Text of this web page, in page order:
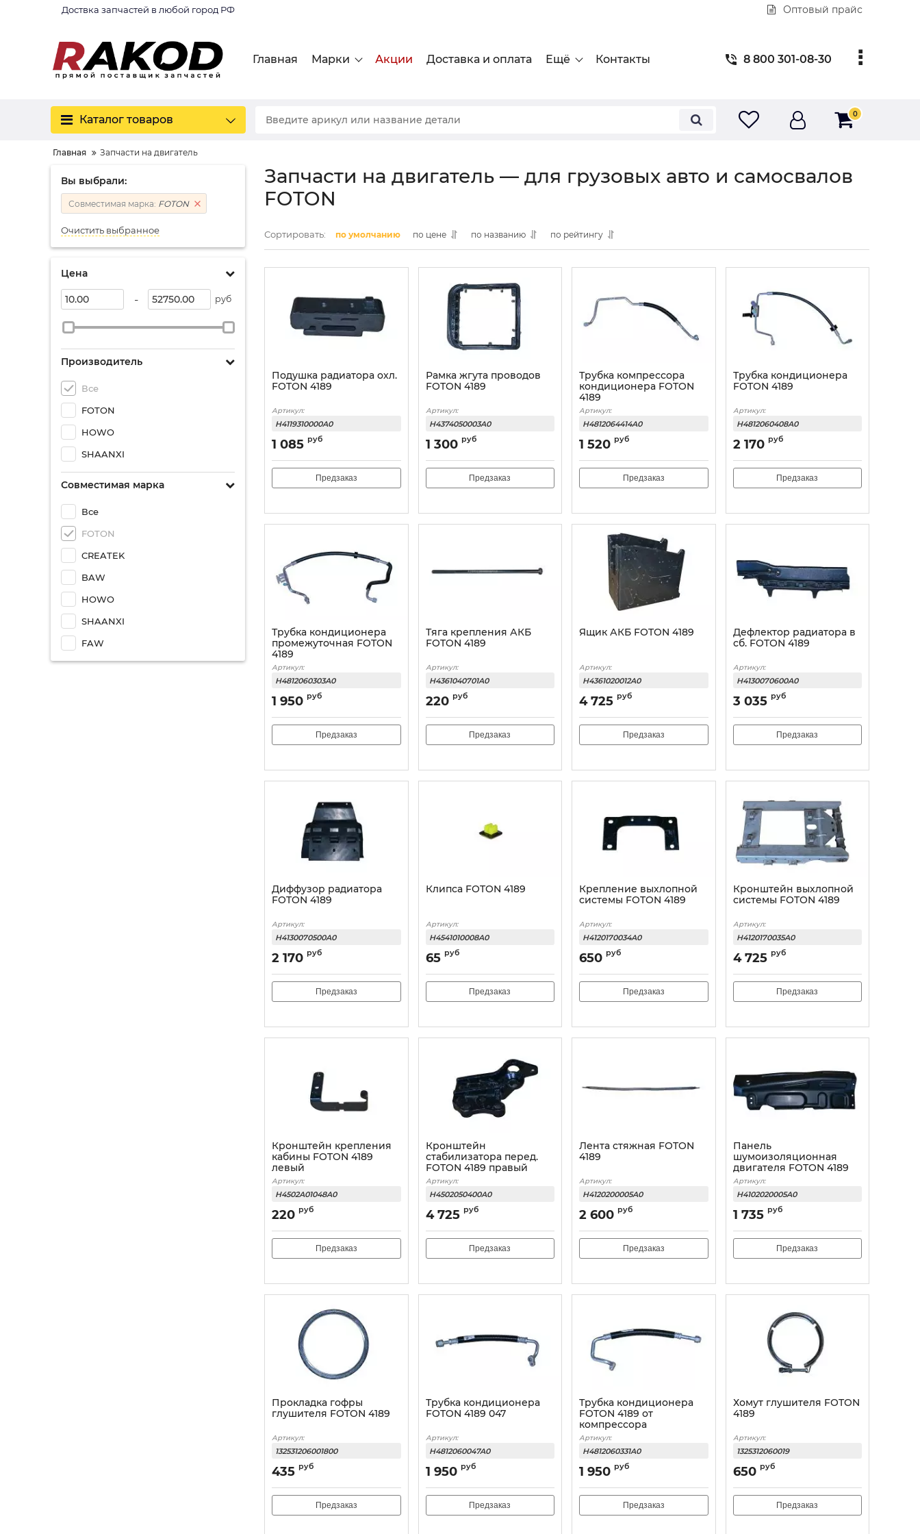
Доствка запчастей в любой город РФ Оптовый прайс
Главная Марки Акции Доставка и оплата Ещё Контакты 8 800 301-08-30
Каталог товаров 0
Главная Запчасти на двигатель
Вы выбрали:
Совместимая марка: FOTON
Очистить выбранное
Цена
- руб
Производитель
Все
FOTON
HOWO
SHAANXI
Совместимая марка
Все
FOTON
CREATEK
BAW
HOWO
SHAANXI
FAW
Запчасти на двигатель — для грузовых авто и самосвалов
FOTON
Сортировать: по умолчанию по цене по названию по рейтингу
Подушка радиатора охл.
FOTON 4189
Артикул:
H4119310000A0
1 085 руб
Предзаказ
Рамка жгута проводов
FOTON 4189
Артикул:
H4374050003A0
1 300 руб
Предзаказ
Трубка компрессора
кондиционера FOTON
4189
Артикул:
H4812064414A0
1 520 руб
Предзаказ
Трубка кондиционера
FOTON 4189
Артикул:
H4812060408A0
2 170 руб
Предзаказ
Трубка кондиционера
промежуточная FOTON
4189
Артикул:
H4812060303A0
1 950 руб
Предзаказ
Тяга крепления АКБ
FOTON 4189
Артикул:
H4361040701A0
220 руб
Предзаказ
Ящик АКБ FOTON 4189
Артикул:
H4361020012A0
4 725 руб
Предзаказ
Дефлектор радиатора в
сб. FOTON 4189
Артикул:
H4130070600A0
3 035 руб
Предзаказ
Диффузор радиатора
FOTON 4189
Артикул:
H4130070500A0
2 170 руб
Предзаказ
Клипса FOTON 4189
Артикул:
H4541010008A0
65 руб
Предзаказ
Крепление выхлопной
системы FOTON 4189
Артикул:
H4120170034A0
650 руб
Предзаказ
Кронштейн выхлопной
системы FOTON 4189
Артикул:
H4120170035A0
4 725 руб
Предзаказ
Кронштейн крепления
кабины FOTON 4189
левый
Артикул:
H4502A01048A0
220 руб
Предзаказ
Кронштейн
стабилизатора перед.
FOTON 4189 правый
Артикул:
H4502050400A0
4 725 руб
Предзаказ
Лента стяжная FOTON
4189
Артикул:
H4120200005A0
2 600 руб
Предзаказ
Панель
шумоизоляционная
двигателя FOTON 4189
левая
Артикул:
H4102020005A0
1 735 руб
Предзаказ
Прокладка гофры
глушителя FOTON 4189
Артикул:
132531206001800
435 руб
Предзаказ
Трубка кондиционера
FOTON 4189 047
Артикул:
H4812060047A0
1 950 руб
Предзаказ
Трубка кондиционера
FOTON 4189 от
компрессора
Артикул:
H4812060331A0
1 950 руб
Предзаказ
Хомут глушителя FOTON
4189
Артикул:
1325312060019
650 руб
Предзаказ